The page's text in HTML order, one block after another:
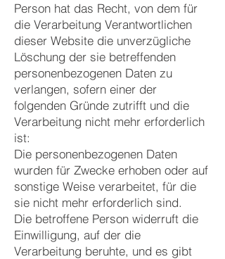
Person hat das Recht, von dem für
die Verarbeitung Verantwortlichen
dieser Website die unverzügliche
Löschung der sie betreffenden
personenbezogenen Daten zu
verlangen, sofern einer der
folgenden Gründe zutrifft und die
Verarbeitung nicht mehr erforderlich
ist:
Die personenbezogenen Daten
wurden für Zwecke erhoben oder auf
sonstige Weise verarbeitet, für die
sie nicht mehr erforderlich sind.
Die betroffene Person widerruft die
Einwilligung, auf der die
Verarbeitung beruhte, und es gibt